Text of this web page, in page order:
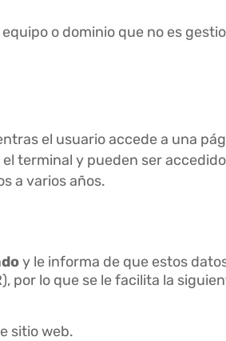
o dominio que no es
el usuario accede a una
terminal y pueden ser
a varios años.
y le informa de que estos
por lo que se le facilita la
sitio web.